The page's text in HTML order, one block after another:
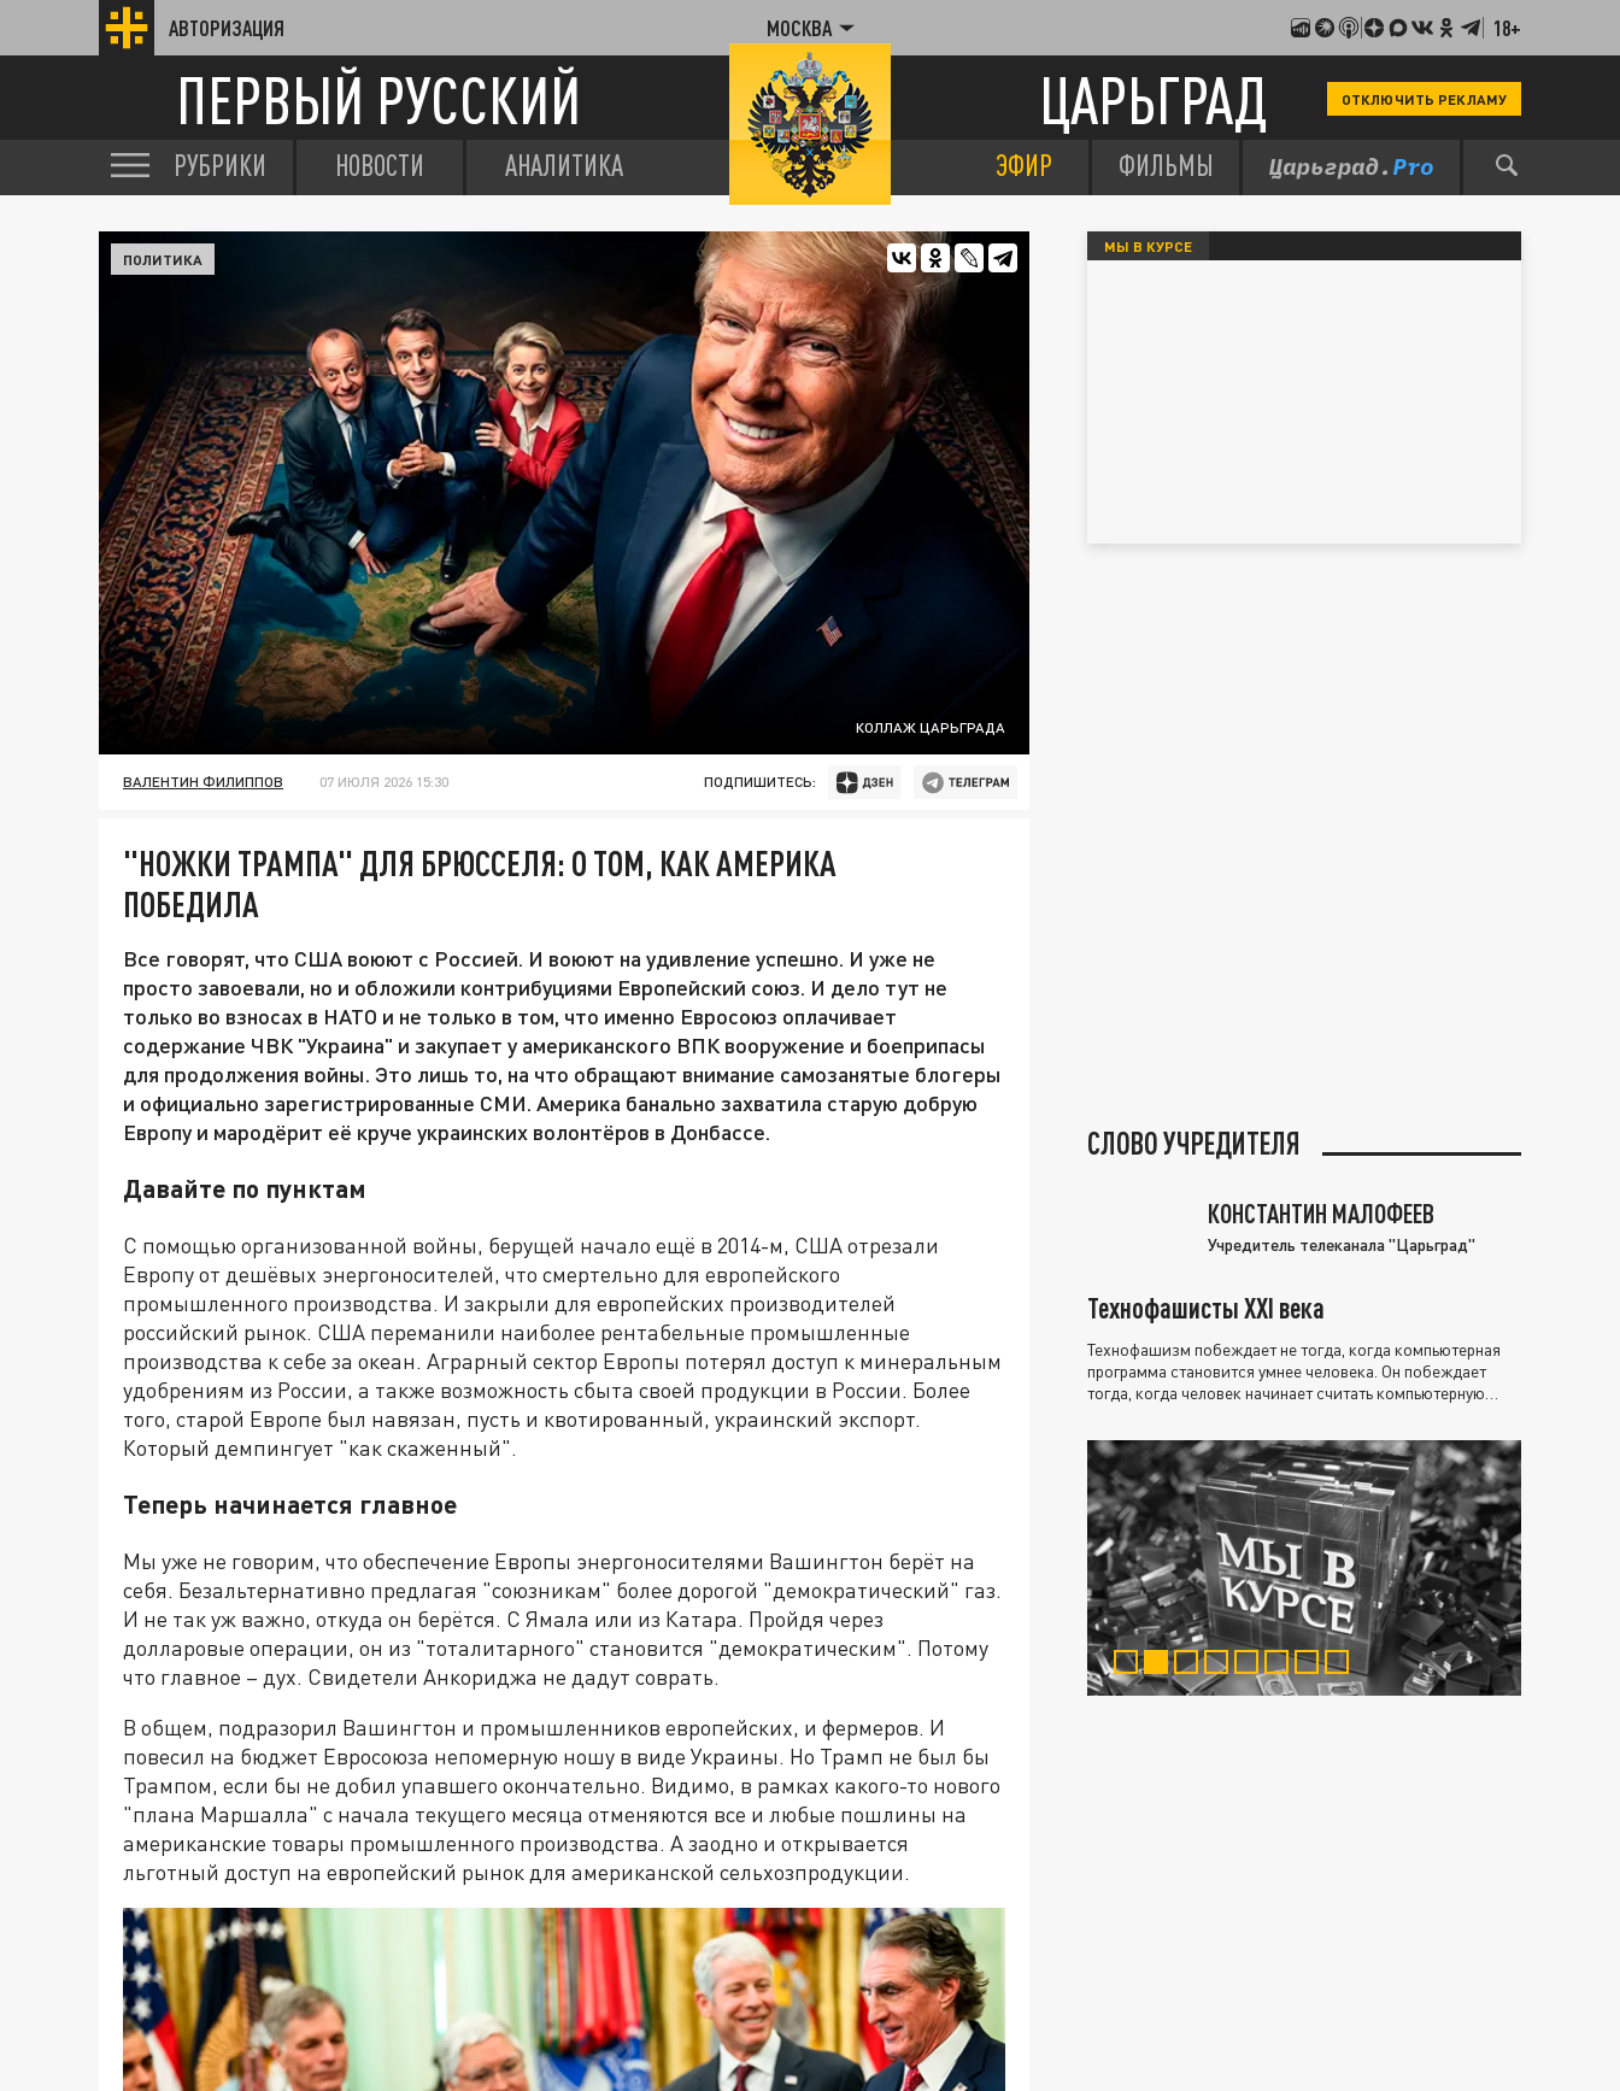
АВТОРИЗАЦИЯ МОСКВА 18+
ПЕРВЫЙ РУССКИЙ ЦАРЬГРАД ОТКЛЮЧИТЬ РЕКЛАМУ
РУБРИКИ НОВОСТИ АНАЛИТИКА ЭФИР ФИЛЬМЫ
КОЛЛАЖ ЦАРЬГРАДА
ПОЛИТИКА
ВАЛЕНТИН ФИЛИППОВ 07 ИЮЛЯ 2026 15:30 ПОДПИШИТЕСЬ:
"НОЖКИ ТРАМПА" ДЛЯ БРЮССЕЛЯ: О ТОМ, КАК АМЕРИКА
ПОБЕДИЛА
Все говорят, что США воюют с Россией. И воюют на удивление успешно. И уже не
просто завоевали, но и обложили контрибуциями Европейский союз. И дело тут не
только во взносах в НАТО и не только в том, что именно Евросоюз оплачивает
содержание ЧВК "Украина" и закупает у американского ВПК вооружение и боеприпасы
для продолжения войны. Это лишь то, на что обращают внимание самозанятые блогеры
и официально зарегистрированные СМИ. Америка банально захватила старую добрую
Европу и мародёрит её круче украинских волонтёров в Донбассе.
Давайте по пунктам
С помощью организованной войны, берущей начало ещё в 2014-м, США отрезали
Европу от дешёвых энергоносителей, что смертельно для европейского
промышленного производства. И закрыли для европейских производителей
российский рынок. США переманили наиболее рентабельные промышленные
производства к себе за океан. Аграрный сектор Европы потерял доступ к минеральным
удобрениям из России, а также возможность сбыта своей продукции в России. Более
того, старой Европе был навязан, пусть и квотированный, украинский экспорт.
Который демпингует "как скаженный".
Теперь начинается главное
Мы уже не говорим, что обеспечение Европы энергоносителями Вашингтон берёт на
себя. Безальтернативно предлагая "союзникам" более дорогой "демократический" газ.
И не так уж важно, откуда он берётся. С Ямала или из Катара. Пройдя через
долларовые операции, он из "тоталитарного" становится "демократическим". Потому
что главное – дух. Свидетели Анкориджа не дадут соврать.
В общем, подразорил Вашингтон и промышленников европейских, и фермеров. И
повесил на бюджет Евросоюза непомерную ношу в виде Украины. Но Трамп не был бы
Трампом, если бы не добил упавшего окончательно. Видимо, в рамках какого-то нового
"плана Маршалла" с начала текущего месяца отменяются все и любые пошлины на
американские товары промышленного производства. А заодно и открывается
льготный доступ на европейский рынок для американской сельхозпродукции.
МЫ В КУРСЕ
СЛОВО УЧРЕДИТЕЛЯ
КОНСТАНТИН МАЛОФЕЕВ
Учредитель телеканала "Царьград"
Технофашисты XXI века
Технофашизм побеждает не тогда, когда компьютерная
программа становится умнее человека. Он побеждает
тогда, когда человек начинает считать компьютерную